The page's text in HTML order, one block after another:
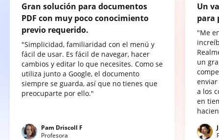
Gran solución para documentos
PDF con muy poco conocimiento
previo requerido.
"Simplicidad, familiaridad con el menú y
fácil de usar. Es fácil de navegar, hacer
cambios y editar lo que necesites. Como se
utiliza junto a Google, el documento
siempre se guarda, así que no tienes que
preocuparte por ello."
Pam Driscoll F
Profesora
Un
para
"Me
un
a los
en